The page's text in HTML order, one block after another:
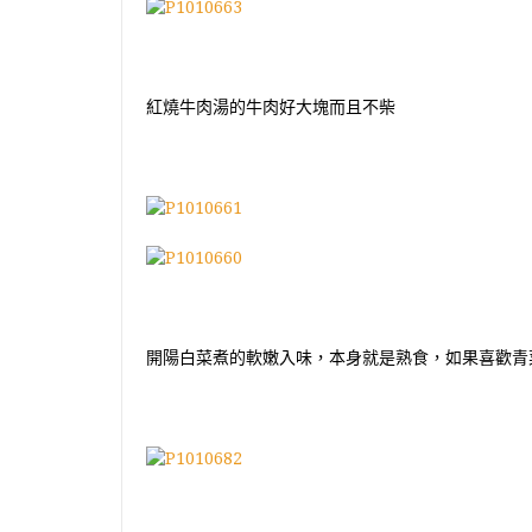
紅燒牛肉湯的牛肉好大塊而且不柴
開陽白菜煮的軟嫩入味，本身就是熟食，如果喜歡青